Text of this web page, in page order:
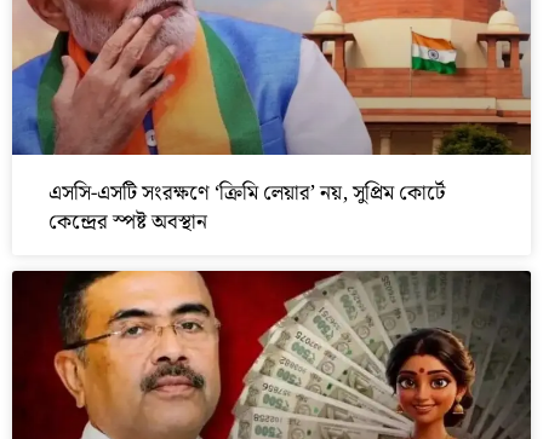
এসসি-এসটি সংরক্ষণে ‘ক্রিমি লেয়ার’ নয়, সুপ্রিম কোর্টে
কেন্দ্রের স্পষ্ট অবস্থান